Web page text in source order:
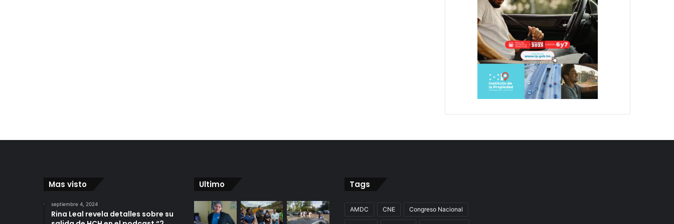
Mas visto
septiembre 4, 2024
Rina Leal revela detalles sobre su
Ultimo Tags
AMDC CNE Congreso Nacional